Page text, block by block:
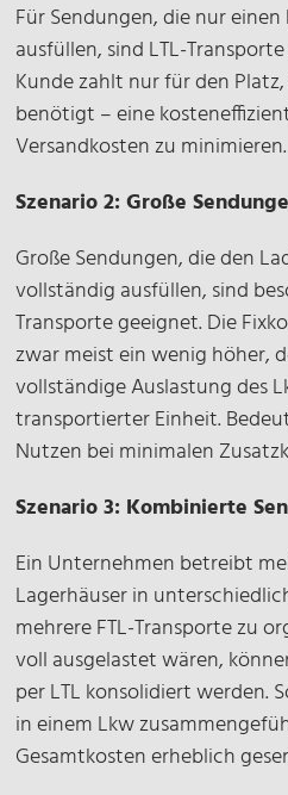
Für Sendungen, die nur einen
ausfüllen, sind LTL-
Kunde zahlt nur für den
benötigt – eine
Versandkosten zu minimieren.
Szenario 2: Große
Große Sendungen, die den
vollständig ausfüllen, sind
Transporte geeignet. Die
zwar meist ein wenig höher,
vollständige Auslastung des
transportierter Einheit.
Nutzen bei minimalen
Szenario 3: Kombinierte
Ein Unternehmen betreibt
Lagerhäuser in
mehrere FTL-Transporte zu
voll ausgelastet wären,
per LTL konsolidiert werden.
in einem Lkw
Gesamtkosten erheblich